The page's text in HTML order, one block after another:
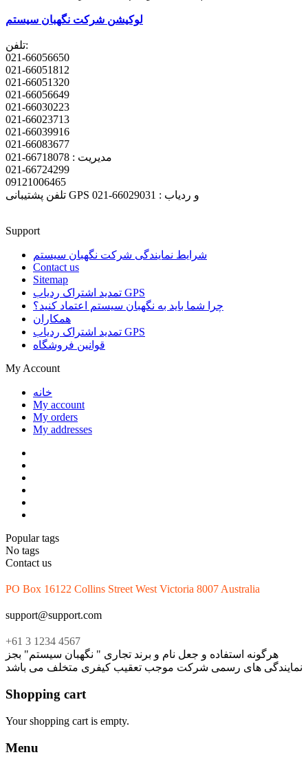
لوکیشن شرکت نگهبان سیستم
تلفن:
021-66056650
021-66051812
021-66051320
021-66056649
021-66030223
021-66023713
021-66039916
021-66083677
مدیریت : 66718078-021
021-66724299
09121006465
تلفن پشتیبانی GPS و ردیاب : 66029031-021
Support
شرایط نمایندگی شرکت نگهبان سیستم
Contact us
Sitemap
تمدید اشتراک ردیاب GPS
چرا شما باید به نگهبان سیستم اعتماد کنید؟
همکاران
تمدید اشتراک ردیاب GPS
قوانین فروشگاه
My Account
خانه
My account
My orders
My addresses
Popular tags
No tags
Contact us
PO Box 16122 Collins Street West Victoria 8007 Australia
support@support.com
+61 3 1234 4567
هرگونه استفاده و جعل نام و برند تجاری " نگهبان سیستم" بجز
نمایندگی های رسمی شرکت موجب تعقیب کیفری متخلف می باشد
Shopping cart
Your shopping cart is empty.
Menu